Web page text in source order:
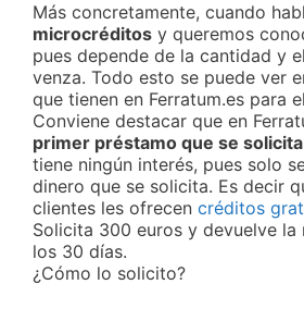
Más concretamente, cuando
microcréditos y queremos
pues depende de la cantidad y
venza. Todo esto se puede ver
que tienen en Ferratum.es para
Conviene destacar que en
primer préstamo que se
tiene ningún interés, pues solo
dinero que se solicita. Es decir
clientes les ofrecen créditos
Solicita 300 euros y devuelve la
los 30 días.
¿Cómo lo solicito?